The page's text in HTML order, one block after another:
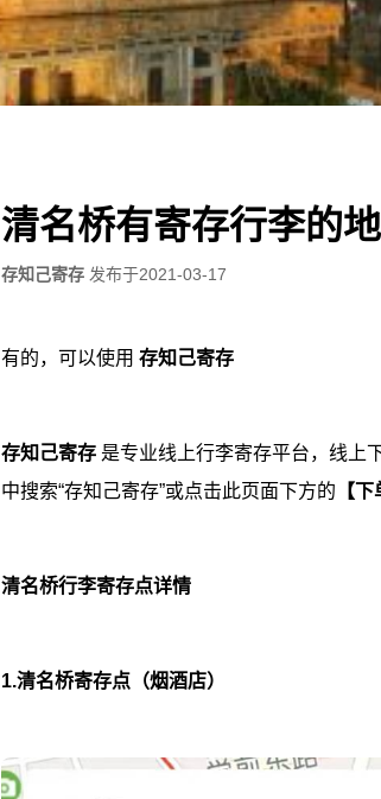
清名桥有寄存行李的地
存知己寄存 发布于2021-03-17
有的，可以使用 存知己寄存
存知己寄存 是专业线上行李寄存平台，线上
中搜索“存知己寄存”或点击此页面下方的 【下
清名桥行李寄存点详情
1.清名桥寄存点（烟酒店）